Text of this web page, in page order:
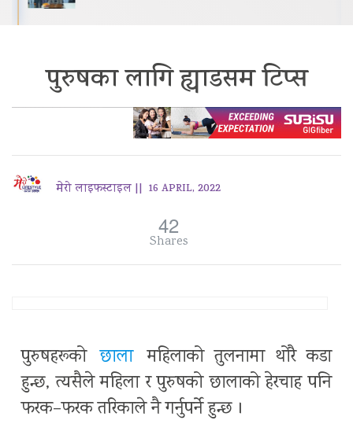
पुरुषका लागि ह्याडसम टिप्स
मेरो लाइफस्टाइल || 16 APRIL, 2022
42
Shares
पुरुषहरूको छाला महिलाको तुलनामा थोरै कडा
हुन्छ, त्यसैले महिला र पुरुषको छालाको हेरचाह पनि
फरक–फरक तरिकाले नै गर्नुपर्ने हुन्छ ।